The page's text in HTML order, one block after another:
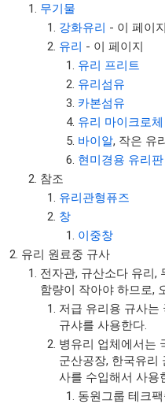
투고기술
| 대표 : 김명기 | 사업자번호 :
전화 : 031-8065-5299 | 주소
로 13, B동(complex동) 1213
COPYRIGHT (C) 투고기술 ALL
투고기술 위키 저작권
무기물
강화유리 - 이 페이지
유리 - 이 페이지
유리 프리트
유리섬유
카본섬유
유리 마이크로체
바이알, 작은 유
현미경용 유리판
참조
유리관형퓨즈
창
이중창
유리 원료중 규사
전자관, 규산소다 유리,
함량이 작아야 하므로,
저급 유리용 규사는
규샤를 사용한다.
병유리 업체에서는
군산공장, 한국유리
사를 수입해서 사용
동원그룹 테크